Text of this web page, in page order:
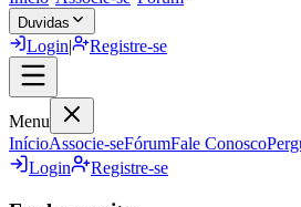
Duvidas
Login| Registre-se
Menu
InícioAssocie-seFórumFale Conosco
Login
Registre-se